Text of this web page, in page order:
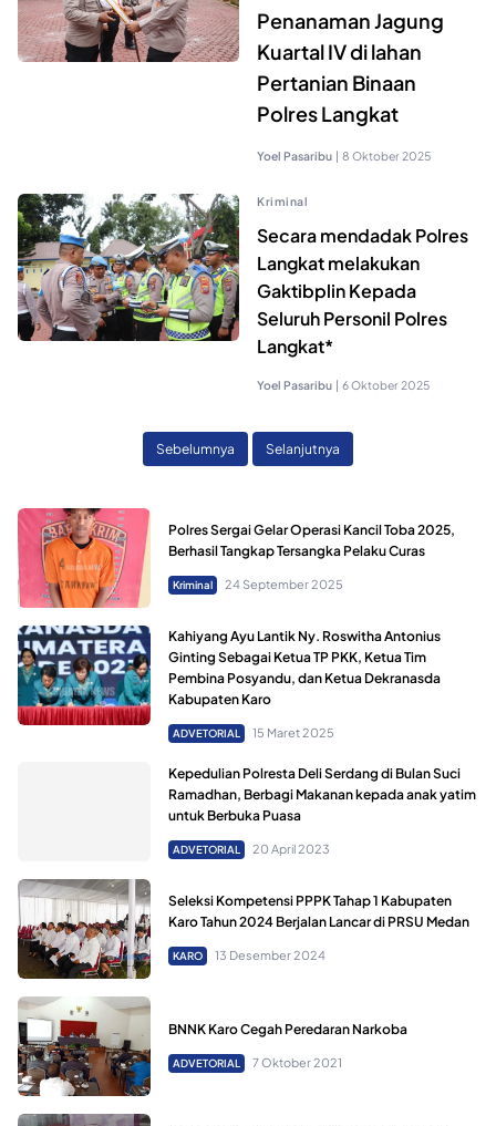
Penanaman Jagung
Kuartal IV di lahan
Pertanian Binaan
Polres Langkat
Yoel Pasaribu | 8 Oktober 2025
Kriminal
Secara mendadak Polres
Langkat melakukan
Gaktibplin Kepada
Seluruh Personil Polres
Langkat*
Yoel Pasaribu | 6 Oktober 2025
Sebelumnya Selanjutnya
Polres Sergai Gelar Operasi Kancil Toba 2025,
Berhasil Tangkap Tersangka Pelaku Curas
Kriminal 24 September 2025
Kahiyang Ayu Lantik Ny. Roswitha Antonius
Ginting Sebagai Ketua TP PKK, Ketua Tim
Pembina Posyandu, dan Ketua Dekranasda
Kabupaten Karo
ADVETORIAL 15 Maret 2025
Kepedulian Polresta Deli Serdang di Bulan Suci
Ramadhan, Berbagi Makanan kepada anak yatim
untuk Berbuka Puasa
ADVETORIAL 20 April 2023
Seleksi Kompetensi PPPK Tahap 1 Kabupaten
Karo Tahun 2024 Berjalan Lancar di PRSU Medan
KARO 13 Desember 2024
BNNK Karo Cegah Peredaran Narkoba
ADVETORIAL 7 Oktober 2021